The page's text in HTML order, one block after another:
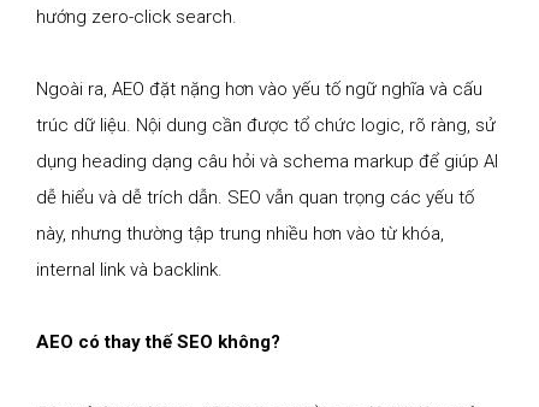
hướng zero-click search.
Ngoài ra, AEO đặt nặng hơn vào yếu tố ngữ nghĩa và cấu
trúc dữ liệu. Nội dung cần được tổ chức logic, rõ ràng, sử
dụng heading dạng câu hỏi và schema markup để giúp AI
dễ hiểu và dễ trích dẫn. SEO vẫn quan trọng các yếu tố
này, nhưng thường tập trung nhiều hơn vào từ khóa,
internal link và backlink.
AEO có thay thế SEO không?